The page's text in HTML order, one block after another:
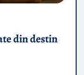
din destin